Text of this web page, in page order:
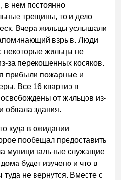
в нем постоянно
трещины, то и дело
Вчера жильцы услышали
взрыв. Люди
некоторые жильцы не
за перекошенных косяков.
прибыли пожарные и
Все 16 квартир в
от жильцов из-
обвала здания.
куда в ожидании
пообещал предоставить
муниципальные служащие
будет изучено и что в
не вернутся. Вместе с